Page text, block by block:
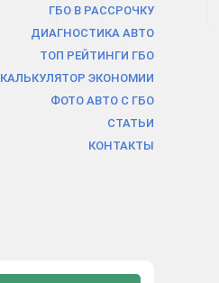
ГБО В РАCСРОЧКУ
ДИАГНОСТИКА АВТО
ТОП РЕЙТИНГИ ГБО
КАЛЬКУЛЯТОР ЭКОНОМИИ
ФОТО АВТО С ГБО
СТАТЬИ
КОНТАКТЫ